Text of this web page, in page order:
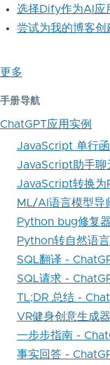
选择Dify作为AI应
尝试为我的博客创
更多
手册导航
ChatGPT应用实例
JavaScript 单行
JavaScript助手聊
JavaScript转换为
ML/AI语言模型导
Python bug修复
Python转自然语
SQL翻译 -
SQL请求 -
TL;DR 总结 -
VR健身创意生成
一步步指南 -
事实回答 -